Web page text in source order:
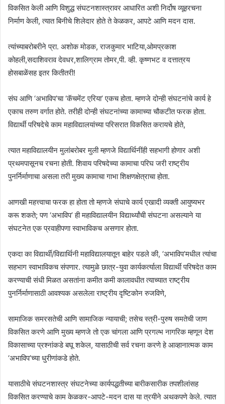
विकसित केली आणि विशुद्ध संघटनशास्त्रावर आधारित अशी निर्दोष व्यूहरचना
निर्माण केली, त्यात बिनीचे शिलेदार होते ते केळकर, आपटे आणि मदन दास.
त्यांच्याबरोबरीने प्रा. अशोक मोडक, राजकुमार भाटिया,ओमप्रकाश
कोहली,सदाशिवराव देवधर,शालिग्राम तोमर,पी. व्ही. कृष्णभट व दत्तात्रय
होसबाळेंसह इतर कितीतरी!
संघ आणि ‘अभाविप’चा ‘कॅचमेंट एरिया’ एकच होता. म्हणजे दोन्ही संघटनांचे कार्य हे
एकाच तरुण वर्गात होते. तरीही दोन्ही संघटनांच्या कामाच्या चौकटीत फरक होता.
विद्यार्थी परिषदेचे काम महाविद्यालयांच्या परिसरात विकसित करायचे होते,
त्यात महाविद्यालयीन मुलांबरोबर मुली म्हणजे विद्यार्थिनींही सहभागी होणार अशी
प्रथमपासूनच रचना होती. शिवाय परिषदेच्या कामाचा परिघ जरी राष्ट्रीय
पुनर्निर्माणाचा असला तरी मुख्य कामाचा गाभा शिक्षणक्षेत्राचा होता.
आणखी महत्त्वाचा फरक हा होता तो म्हणजे संघाचे कार्य एखादी व्यक्ती आयुष्यभर
करू शकते; पण ‘अभाविप’ ही महाविद्यालयीन विद्यार्थ्यांची संघटना असल्याने या
संघटनेत एक प्रवाहीपणा स्वाभाविकच असणार होता.
एकदा का विद्यार्थी/विद्यार्थिनी महाविद्यालयातून बाहेर पडले की, ‘अभाविप’मधील त्यांचा
सहभाग स्वाभाविकच संपणार. त्यामुळे छात्र-युवा कार्यकर्त्याला विद्यार्थी परिषदेत काम
करण्याची संधी मिळत असतांना कमीत कमी कालावधीत त्याच्यात राष्ट्रीय
पुनर्निर्माणासाठी आवश्यक असलेला राष्ट्रीय दृष्टिकोन रुजविणे,
सामाजिक समरसतेची आणि सामाजिक न्यायाची; तसेच स्त्री-पुरुष समतेची जाण
विकसित करणे आणि मुख्य म्हणजे तो एक चांगला आणि प्रगल्भ नागरिक म्हणून देश
विकासाच्या प्रश्नांकडे बघू शकेल, यासाठीची सर्व रचना करणे हे आव्हानात्मक काम
‘अभाविप’च्या धुरीणांकडे होते.
यासाठीचे संघटनशास्त्र संघटनेच्या कार्यपद्धतीच्या बारीकसारीक तपशीलांसह
विकसित करण्याचे काम केळकर-आपटे-मदन दास या त्रयीने अथकपणे केले. त्यात